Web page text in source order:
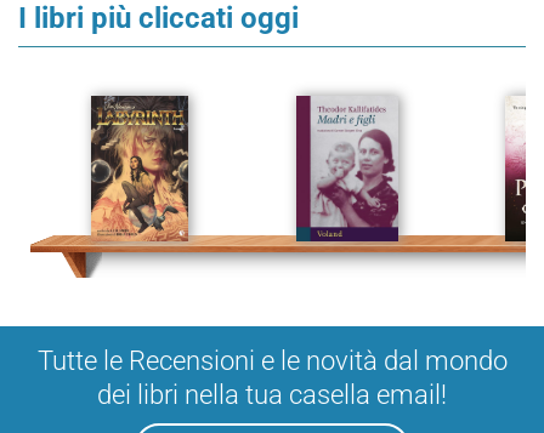
I libri più cliccati oggi
Tutte le Recensioni e le novità dal mondo
dei libri nella tua casella email!